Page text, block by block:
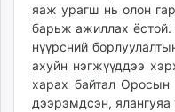
яаж урагш нь олон
барьж ажиллах ёстой.
нүүрсний
ахуйн нэгжүүддээ
харах байтал Оросын
дээрэмдсэн, ялангуяа